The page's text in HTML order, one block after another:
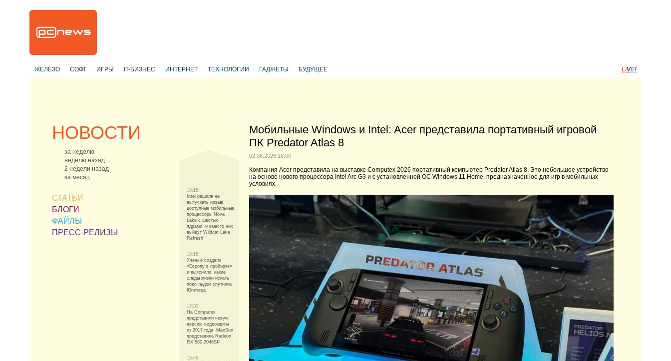
ЖЕЛЕЗО СОФТ ИГРЫ IT-БИЗНЕС ИНТЕРНЕТ ТЕХНОЛОГИИ ГАДЖЕТЫ БУДУЩЕЕ LIVE!
НОВОСТИ
за неделю
неделю назад
2 недели назад
за месяц
СТАТЬИ
БЛОГИ
ФАЙЛЫ
ПРЕСС-РЕЛИЗЫ
18:15
Intel решила не
выпускать новые
доступные мобильные
процессоры Nova
Lake с шестью
ядрами, и вместо них
выйдут Wildcat Lake
Refresh
18:15
Учёные создали
«Европу в пробирке»
и выяснили, какие
следы жизни искать
подо льдом спутника
Юпитера
18:30
На Computex
представили новую
версию видеокарты
из 2017 года. MaxSun
представила Radeon
RX 580 2048SP
18:45
Мобильные Windows и Intel: Acer представила портативный игровой
ПК Predator Atlas 8
02.06.2026 18:00
Компания Acer представила на выставке Computex 2026 портативный компьютер Predator Atlas 8. Это небольшое устройство
на основе нового процессора Intel Arc G3 и с установленной ОС Windows 11 Home, предназначенное для игр в мобильных
условиях.